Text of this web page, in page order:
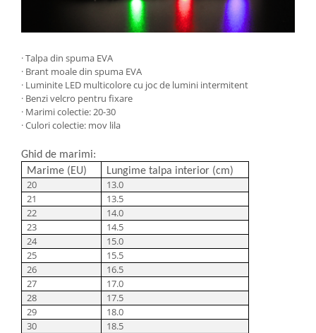
· Talpa din spuma EVA
· Brant moale din spuma EVA
· Luminite LED multicolore cu joc de lumini intermitent
· Benzi velcro pentru fixare
· Marimi colectie: 20-30
· Culori colectie: mov lila
Ghid de marimi:
Marime (EU)
Lungime talpa interior (cm)
20
13.0
21
13.5
22
14.0
23
14.5
24
15.0
25
15.5
26
16.5
27
17.0
28
17.5
29
18.0
30
18.5